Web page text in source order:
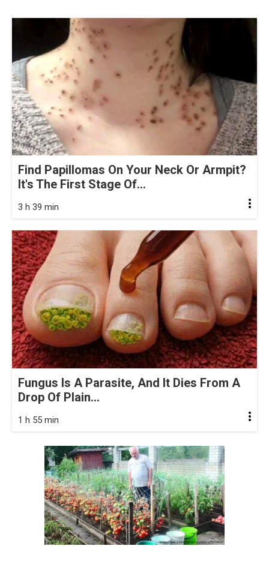
Find Papillomas On Your Neck Or Armpit?
It's The First Stage Of...
3 h 39 min
Fungus Is A Parasite, And It Dies From A
Drop Of Plain...
1 h 55 min